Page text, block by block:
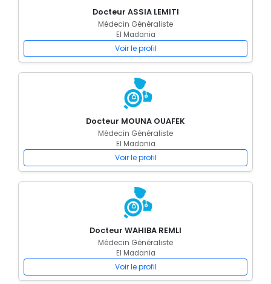
Docteur ASSIA LEMITI
Médecin Généraliste
El Madania
Voir le profil
Docteur MOUNA OUAFEK
Médecin Généraliste
El Madania
Voir le profil
Docteur WAHIBA REMLI
Médecin Généraliste
El Madania
Voir le profil